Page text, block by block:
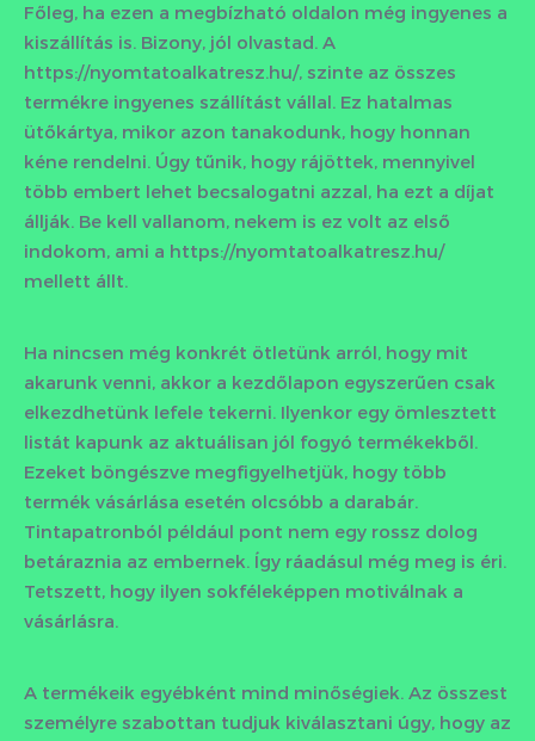
Főleg, ha ezen a megbízható oldalon még ingyenes a
kiszállítás is. Bizony, jól olvastad. A
https://nyomtatoalkatresz.hu/, szinte az összes
termékre ingyenes szállítást vállal. Ez hatalmas
ütőkártya, mikor azon tanakodunk, hogy honnan
kéne rendelni. Úgy tűnik, hogy rájöttek, mennyivel
több embert lehet becsalogatni azzal, ha ezt a díjat
állják. Be kell vallanom, nekem is ez volt az első
indokom, ami a https://nyomtatoalkatresz.hu/
mellett állt.
Ha nincsen még konkrét ötletünk arról, hogy mit
akarunk venni, akkor a kezdőlapon egyszerűen csak
elkezdhetünk lefele tekerni. Ilyenkor egy ömlesztett
listát kapunk az aktuálisan jól fogyó termékekből.
Ezeket böngészve megfigyelhetjük, hogy több
termék vásárlása esetén olcsóbb a darabár.
Tintapatronból például pont nem egy rossz dolog
betáraznia az embernek. Így ráadásul még meg is éri.
Tetszett, hogy ilyen sokféleképpen motiválnak a
vásárlásra.
A termékeik egyébként mind minőségiek. Az összest
személyre szabottan tudjuk kiválasztani úgy, hogy az